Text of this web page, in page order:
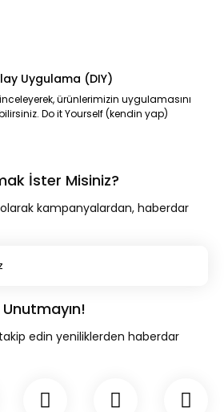
Uygulama (DIY)
ürünlerimizin uygulamasını
Do it Yourself (kendin yap)
İster Misiniz?
kampanyalardan, haberdar
edin yeniliklerden haberdar